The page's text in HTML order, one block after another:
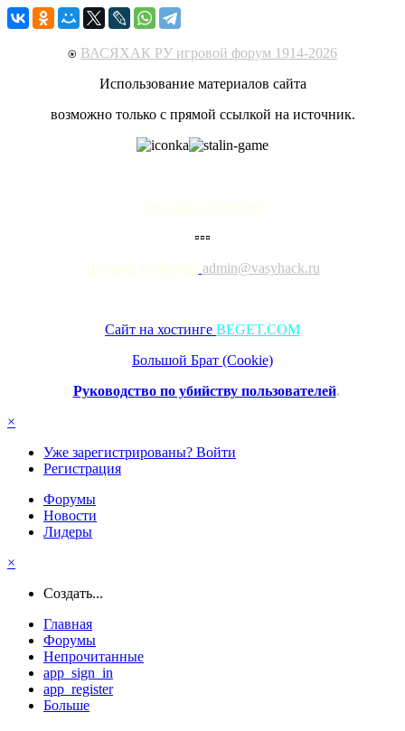
⍟ ВАСЯХАК РУ игровой форум 1914-2026
Использование материалов сайта
возможно только с прямой ссылкой на источник.
Реклама на форуме
▫▫▫
По всем вопросам admin@vasyhack.ru
Сайт на хостинге BEGET.COM
Большой Брат (Cookie)
Руководство по убийству пользователей.
×
Уже зарегистрированы? Войти
Регистрация
Форумы
Новости
Лидеры
×
Создать...
Главная
Форумы
Непрочитанные
app_sign_in
app_register
Больше